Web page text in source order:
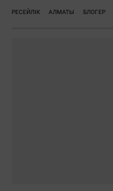
РЕСЕЙЛІК АЛМАТЫ БЛОГЕР